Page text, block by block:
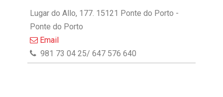
Lugar do Allo, 177. 15121 Ponte do Porto -
Ponte do Porto
Email
981 73 04 25/ 647 576 640